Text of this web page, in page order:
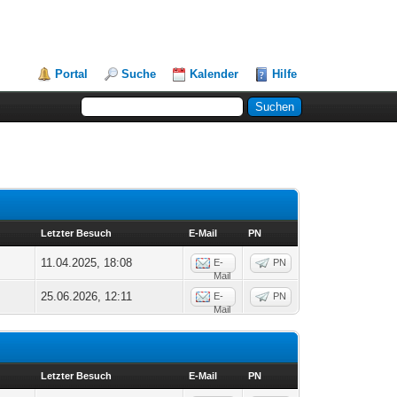
Portal Suche Kalender Hilfe
Letzter Besuch E-Mail PN
11.04.2025, 18:08
E-
Mail
PN
25.06.2026, 12:11
E-
Mail
PN
Letzter Besuch E-Mail PN